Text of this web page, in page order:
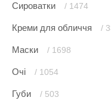
Сироватки / 1474
Креми для обличчя /
Маски / 1698
Очі / 1054
Губи / 503